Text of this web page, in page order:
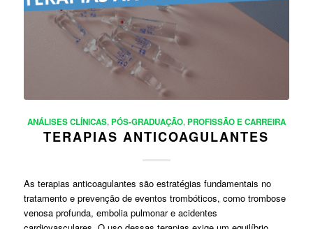
ANÁLISES CLÍNICAS,PÓS-GRADUAÇÃO,PROFISSÃO E CARREIRA
TERAPIAS ANTICOAGULANTES
As terapias anticoagulantes são estratégias fundamentais no
tratamento e prevenção de eventos trombóticos, como trombose
venosa profunda, embolia pulmonar e acidentes